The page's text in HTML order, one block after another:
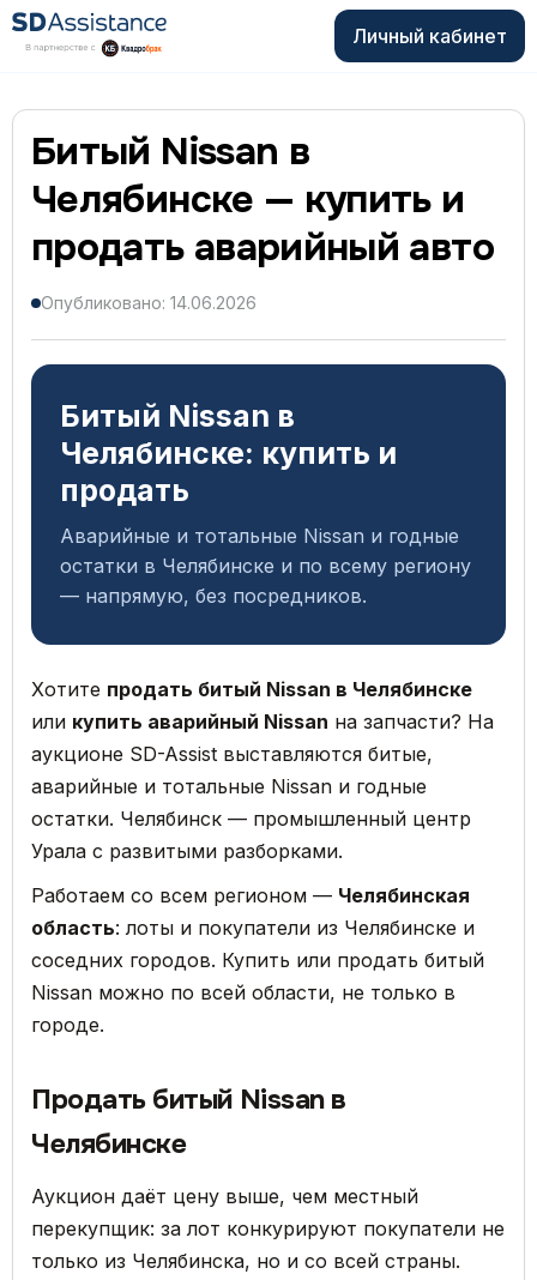
Личный кабинет
Битый Nissan в
Челябинске — купить и
продать аварийный авто
Опубликовано: 14.06.2026
Битый Nissan в
Челябинске: купить и
продать
Аварийные и тотальные Nissan и годные
остатки в Челябинске и по всему региону
— напрямую, без посредников.
Хотите продать битый Nissan в Челябинске
или купить аварийный Nissan на запчасти? На
аукционе SD-Assist выставляются битые,
аварийные и тотальные Nissan и годные
остатки. Челябинск — промышленный центр
Урала с развитыми разборками.
Работаем со всем регионом — Челябинская
область: лоты и покупатели из Челябинске и
соседних городов. Купить или продать битый
Nissan можно по всей области, не только в
городе.
Продать битый Nissan в
Челябинске
Аукцион даёт цену выше, чем местный
перекупщик: за лот конкурируют покупатели не
только из Челябинска, но и со всей страны.